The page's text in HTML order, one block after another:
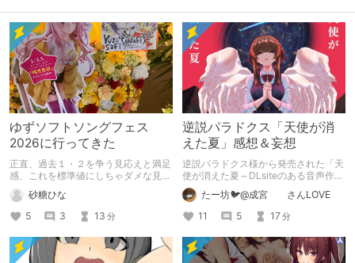
ゆずソフトソングフェス
2026に行ってきた
正直、過去１・２を争う見応えと満足
感、これを標準値にしちゃダメな見本
砂糖ひな
5
3 13 分
逆説パラドクス「天使が消
えた夏」感想＆妄想
逆説パラドクス様から発売された「天
使が消えた夏～DLsiteのある音声作品
について～」の感想です。 妄想も多
いです。たー坊🐦@成宮 さんLOVE
11
5 17分